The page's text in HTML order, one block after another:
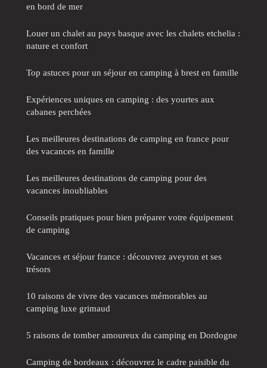
en bord de mer
Louer un chalet au pays basque avec les chalets etchelia :
nature et confort
Top astuces pour un séjour en camping à brest en famille
Expériences uniques en camping : des yourtes aux
cabanes perchées
Les meilleures destinations de camping en france pour
des vacances en famille
Les meilleures destinations de camping pour des
vacances inoubliables
Conseils pratiques pour bien préparer votre équipement
de camping
Vacances et séjour france : découvrez aveyron et ses
trésors
10 raisons de vivre des vacances mémorables au
camping luxe grimaud
5 raisons de tomber amoureux du camping en Dordogne
Camping de bordeaux : découvrez le cadre paisible du